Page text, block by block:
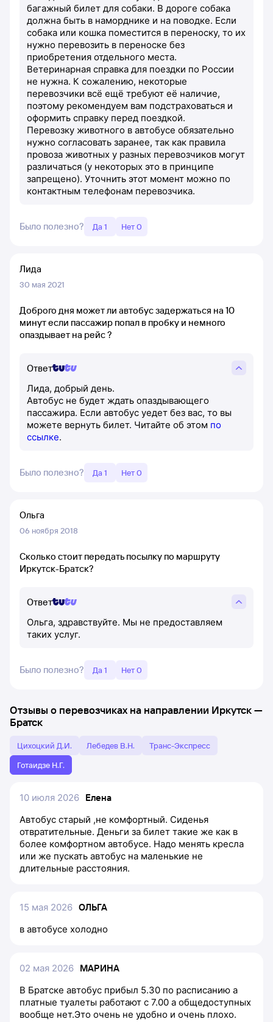
багажный билет для собаки. В дороге собака
должна быть в наморднике и на поводке. Если
собака или кошка поместится в переноску, то их
нужно перевозить в переноске без
приобретения отдельного места.
Ветеринарная справка для поездки по России
не нужна. К сожалению, некоторые
перевозчики всё ещё требуют её наличие,
поэтому рекомендуем вам подстраховаться и
оформить справку перед поездкой.
Перевозку животного в автобусе обязательно
нужно согласовать заранее, так как правила
провоза животных у разных перевозчиков могут
различаться (у некоторых это в принципе
запрещено). Уточнить этот момент можно по
контактным телефонам перевозчика.
Было полезно? Да 1 Нет 0
Лида
30 мая 2021
Доброго дня может ли автобус задержаться на 10
минут если пассажир попал в пробку и немного
опаздывает на рейс ?
Ответ
Лида, добрый день.
Автобус не будет ждать опаздывающего
пассажира. Если автобус уедет без вас, то вы
можете вернуть билет. Читайте об этом по
ссылке.
Было полезно? Да 1 Нет 0
Ольга
06 ноября 2018
Сколько стоит передать посылку по маршруту
Иркутск-Братск?
Ответ
Ольга, здравствуйте. Мы не предоставляем
таких услуг.
Было полезно? Да 1 Нет 0
Отзывы о перевозчиках на направлении Иркутск—
Братск
Цихоцкий Д.И. Лебедев В.Н.
Транс-Экспресс
Готаидзе Н.Г.
10 июля 2026 Елена
Автобус старый ,не комфортный. Сиденья
отвратительные. Деньги за билет такие же как в
более комфортном автобусе. Надо менять кресла
или же пускать автобус на маленькие не
длительные расстояния.
15 мая 2026 ОЛЬГА
в автобусе холодно
02 мая 2026 МАРИНА
В Братске автобус прибыл 5.30 по расписанию а
платные туалеты работают с 7.00 а общедоступных
вообще нет.Это очень не удобно и очень плохо.